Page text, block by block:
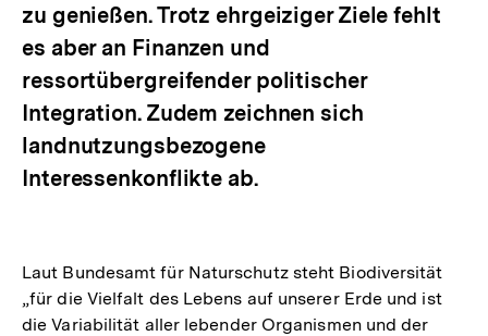
zu genießen. Trotz ehrgeiziger Ziele fehlt
es aber an Finanzen und
ressortübergreifender politischer
Integration. Zudem zeichnen sich
landnutzungsbezogene
Interessenkonflikte ab.
Laut Bundesamt für Naturschutz steht Biodiversität
„für die Vielfalt des Lebens auf unserer Erde und ist
die Variabilität aller lebender Organismen und der